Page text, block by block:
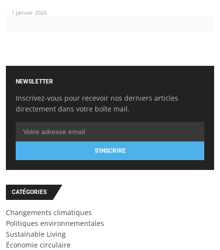
1 janvier 2026
NEWSLETTER
Inscrivez-vous pour recevoir nos derniers articles
directement dans votre boîte mail.
S'INSCRIRE
CATÉGORIES
Changements climatiques
Politiques environnementales
Sustainable Living
Économie circulaire